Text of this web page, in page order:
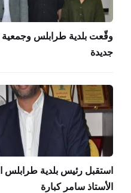
وقّعت بلدية طرابلس وجمعية
جديدة
استقبل رئيس بلدية طرابلس
الأستاذ سامر كبارة